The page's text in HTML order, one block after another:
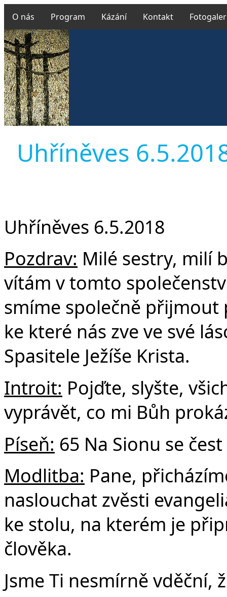
O nás Program Kázání Kontakt
Uhříněves
Uhříněves 6.5.2018
Pozdrav: Milé sestry, milí
vítám v tomto
smíme společně přijmout
ke které nás zve ve své
Spasitele Ježíše Krista.
Introit: Pojďte, slyšte,
vyprávět, co mi Bůh
Píseň: 65 Na Sionu se
Modlitba: Pane,
naslouchat zvěsti
ke stolu, na kterém je
člověka.
Jsme Ti nesmírně vděční,